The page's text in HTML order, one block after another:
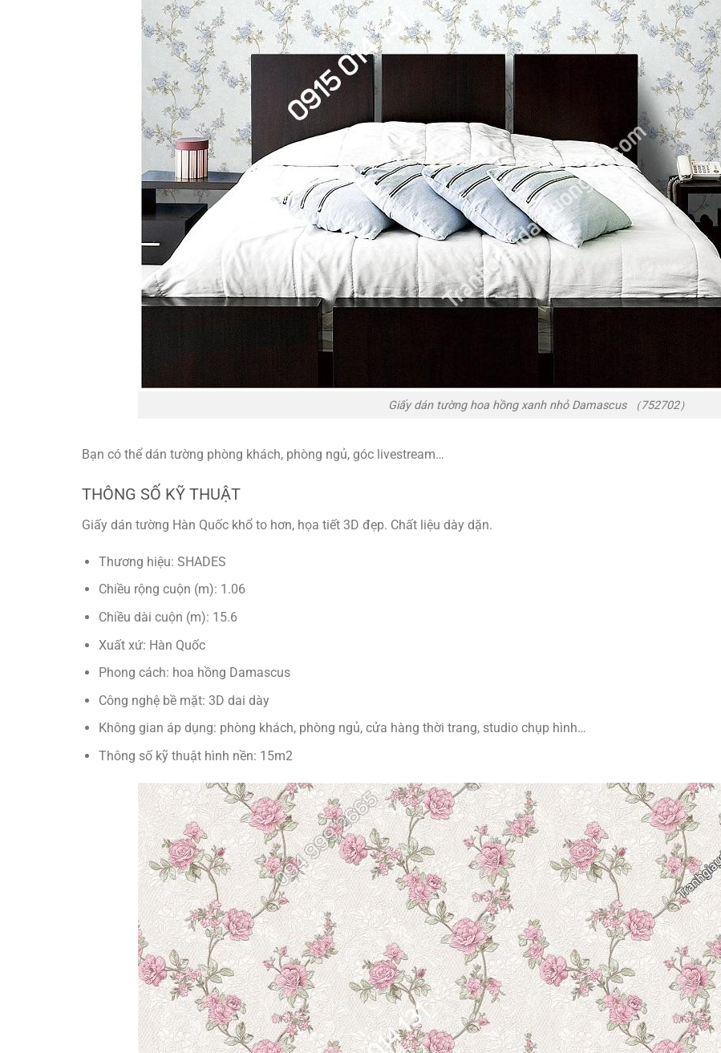
Giấy dán tường hoa hồng xanh nhỏ Damascus （752702）
Bạn có thể dán tường phòng khách, phòng ngủ, góc livestream…
THÔNG SỐ KỸ THUẬT
Giấy dán tường Hàn Quốc khổ to hơn, họa tiết 3D đẹp. Chất liệu dày dặn.
Thương hiệu: SHADES
Chiều rộng cuộn (m): 1.06
Chiều dài cuộn (m): 15.6
Xuất xứ: Hàn Quốc
Phong cách: hoa hồng Damascus
Công nghệ bề mặt: 3D dai dày
Không gian áp dụng: phòng khách, phòng ngủ, cửa hàng thời trang, studio chụp hình…
Thông số kỹ thuật hình nền: 15m2